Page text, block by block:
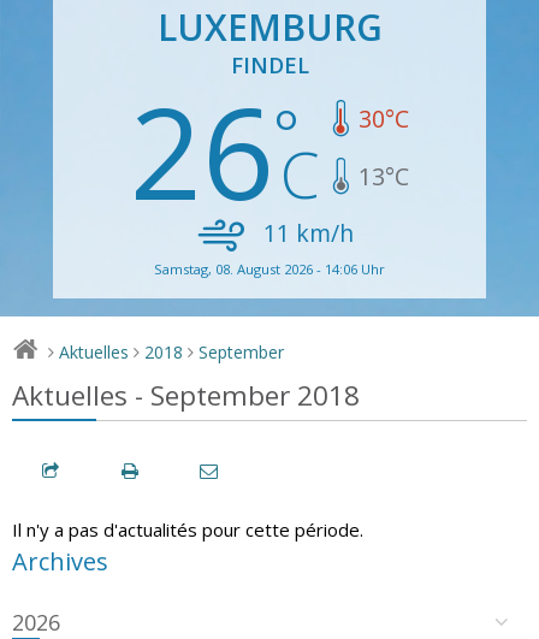
LUXEMBURG
FINDEL
26 30°C
13°C
11 km/h
Samstag, 08. August 2026 - 14:06 Uhr
> Aktuelles > 2018 > September
Aktuelles - September 2018
Il n'y a pas d'actualités pour cette période.
Archives
2026